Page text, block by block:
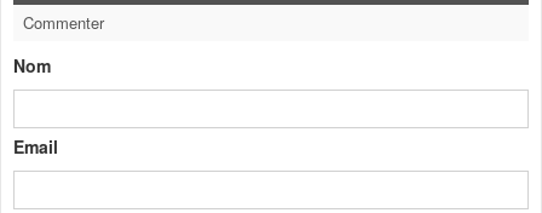
Commenter
Nom
Email